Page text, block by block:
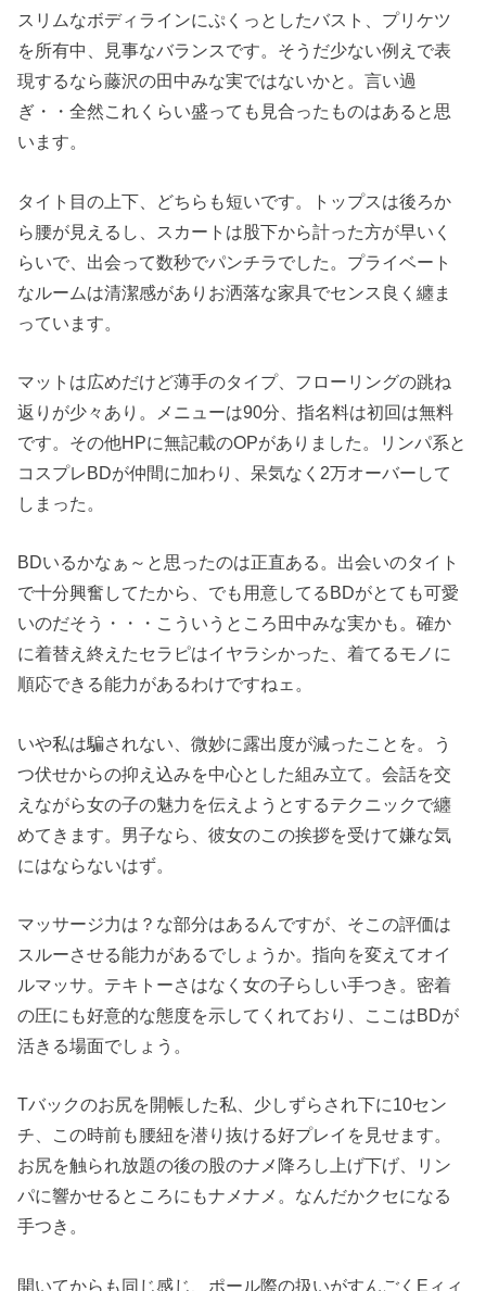
スリムなボディラインにぷくっとしたバスト、プリケツ
を所有中、見事なバランスです。そうだ少ない例えで表
現するなら藤沢の田中みな実ではないかと。言い過
ぎ・・全然これくらい盛っても見合ったものはあると思
います。
タイト目の上下、どちらも短いです。トップスは後ろか
ら腰が見えるし、スカートは股下から計った方が早いく
らいで、出会って数秒でパンチラでした。プライベート
なルームは清潔感がありお洒落な家具でセンス良く纏ま
っています。
マットは広めだけど薄手のタイプ、フローリングの跳ね
返りが少々あり。メニューは90分、指名料は初回は無料
です。その他HPに無記載のOPがありました。リンパ系と
コスプレBDが仲間に加わり、呆気なく2万オーバーして
しまった。
BDいるかなぁ～と思ったのは正直ある。出会いのタイト
で十分興奮してたから、でも用意してるBDがとても可愛
いのだそう・・・こういうところ田中みな実かも。確か
に着替え終えたセラピはイヤラシかった、着てるモノに
順応できる能力があるわけですねェ。
いや私は騙されない、微妙に露出度が減ったことを。う
つ伏せからの抑え込みを中心とした組み立て。会話を交
えながら女の子の魅力を伝えようとするテクニックで纏
めてきます。男子なら、彼女のこの挨拶を受けて嫌な気
にはならないはず。
マッサージ力は？な部分はあるんですが、そこの評価は
スルーさせる能力があるでしょうか。指向を変えてオイ
ルマッサ。テキトーさはなく女の子らしい手つき。密着
の圧にも好意的な態度を示してくれており、ここはBDが
活きる場面でしょう。
Tバックのお尻を開帳した私、少しずらされ下に10セン
チ、この時前も腰紐を潜り抜ける好プレイを見せます。
お尻を触られ放題の後の股のナメ降ろし上げ下げ、リン
パに響かせるところにもナメナメ。なんだかクセになる
手つき。
開いてからも同じ感じ、ポール際の扱いがすんごくEィィ